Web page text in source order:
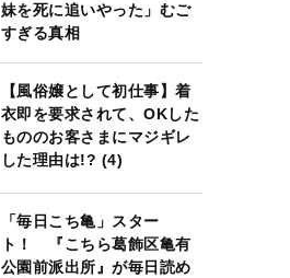
妹を死に追いやった」むご
すぎる真相
【風俗嬢として初仕事】着
衣即を要求されて、OKした
もののお客さまにマジギレ
した理由は!? (4)
「毎日こち亀」スター
ト！ 『こちら葛飾区亀有
公園前派出所』が毎日読め